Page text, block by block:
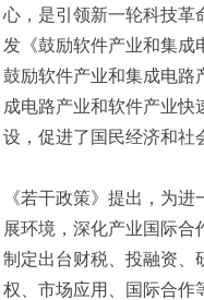
心，是引领新一轮科技革
发《鼓励软件产业和集成
鼓励软件产业和集成电路
成电路产业和软件产业快
设，促进了国民经济和社
《若干政策》提出，为
展环境，深化产业国际合
制定出台财税、投融资、
权、市场应用、国际合作